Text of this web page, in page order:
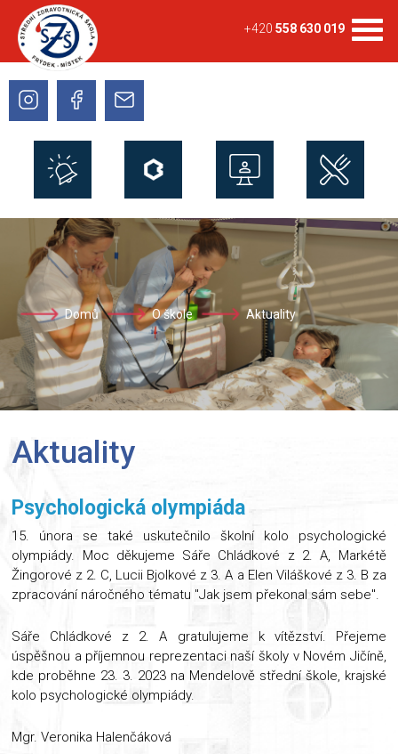
+420 558 630 019
Domů O škole Aktuality
Aktuality
Psychologická olympiáda
15. února se také uskutečnilo školní kolo psychologické
olympiády. Moc děkujeme Sáře Chládkové z 2. A, Markétě
Žingorové z 2. C, Lucii Bjolkové z 3. A a Elen Viláškové z 3. B za
zpracování náročného tématu "Jak jsem překonal sám sebe".
Sáře Chládkové z 2. A gratulujeme k vítězství. Přejeme
úspěšnou a příjemnou reprezentaci naší školy v Novém Jičíně,
kde proběhne 23. 3. 2023 na Mendelově střední škole, krajské
kolo psychologické olympiády.
Mgr. Veronika Halenčáková